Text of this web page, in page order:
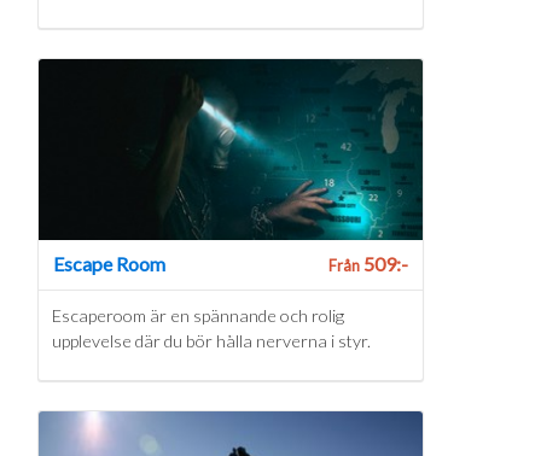
Escape Room Från509:-
Escaperoom är en spännande och rolig
upplevelse där du bör hålla nerverna i styr.